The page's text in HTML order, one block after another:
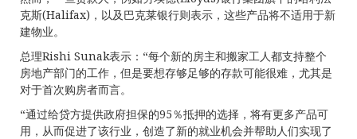
克斯(Halifax)，以及巴克莱银行则表示，这些产品将不适用于新
建物业。
总理Rishi Sunak表示：“每个新的房主和搬家工人都支持整个
房地产部门的工作，但是要想存够足够的存款可能很难，尤其是
对于首次购房者而言。
“通过给贷方提供政府担保的95％抵押的选择，将有更多产品可
用，从而促进了该行业，创造了新的就业机会并帮助人们实现了